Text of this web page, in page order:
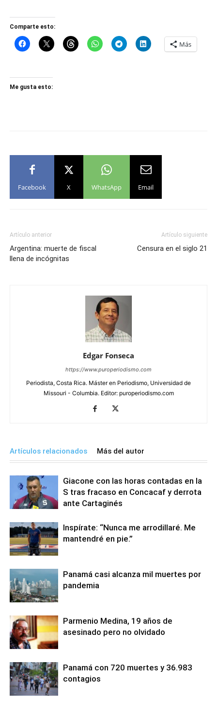
Comparte esto:
Más
Me gusta esto:
Facebook X WhatsApp Email
Artículo anterior
Argentina: muerte de fiscal
llena de incógnitas
Artículo siguiente
Censura en el siglo 21
Edgar Fonseca
https://www.puroperiodismo.com
Periodista, Costa Rica. Máster en Periodismo, Universidad de
Missouri - Columbia. Editor: puroperiodismo.com
Artículos relacionados Más del autor
Giacone con las horas contadas en la
S tras fracaso en Concacaf y derrota
ante Cartaginés
Inspírate: “Nunca me arrodillaré. Me
mantendré en pie.”
Panamá casi alcanza mil muertes por
pandemia
Parmenio Medina, 19 años de
asesinado pero no olvidado
Panamá con 720 muertes y 36.983
contagios